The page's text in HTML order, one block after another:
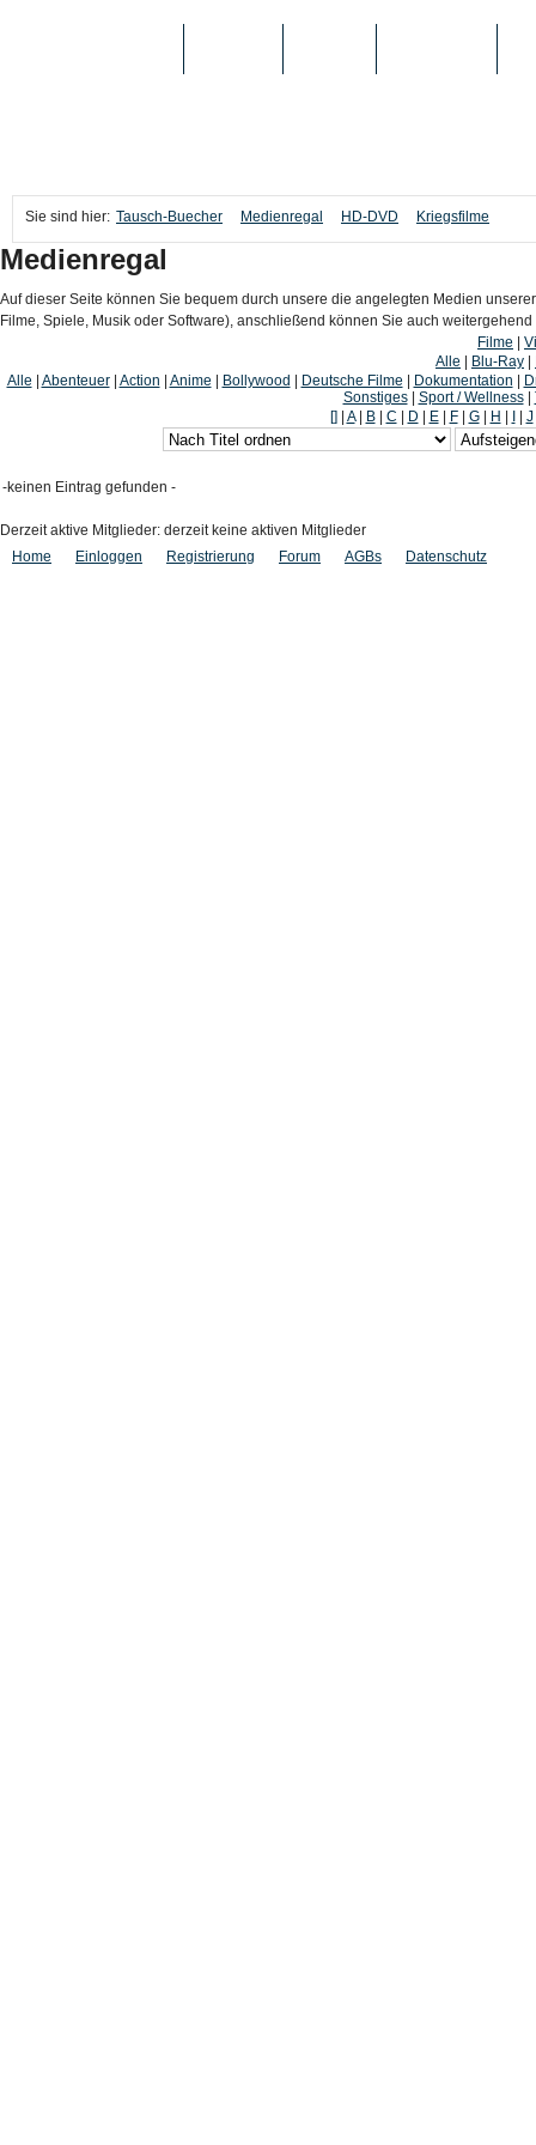
Sie sind hier: Tausch-Buecher Medienregal HD-DVD Kriegsfilme
Medienregal
Auf dieser Seite können Sie bequem durch unsere die angelegten Medien
Filme, Spiele, Musik oder Software), anschließend können Sie auch
Filme
Alle
Blu-Ray
Alle
Abenteuer| Action Anime Bollywood Deutsche Filme Dokumentation
Sonstiges| Sport / Wellness|
[]
A| B| C D E| F| G| H J
-keinen Eintrag gefunden -
Derzeit aktive Mitglieder: derzeit keine aktiven Mitglieder
Home
Einloggen Registrierung Forum AGBs Datenschutz